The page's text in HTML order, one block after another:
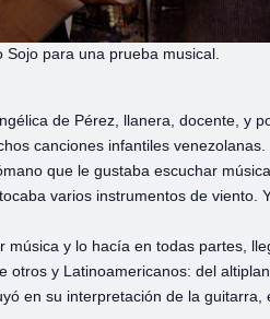
Sojo para una prueba musical.
de Pérez, llanera, docente, y
canciones infantiles
que le gustaba escuchar
varios instrumentos de viento.
música y lo hacía en todas partes,
otros y Latinoamericanos: del
en su interpretación de la